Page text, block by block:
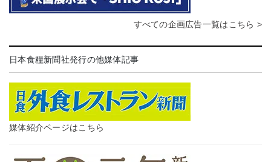
すべての企画広告一覧はこちら >
日本食糧新聞社発行の他媒体記事
媒体紹介ページはこちら